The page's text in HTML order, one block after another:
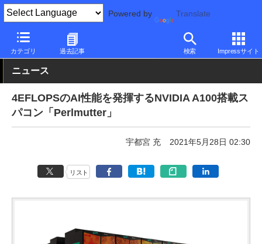
Powered by Translate
カテゴリ 過去記事 検索 Impressサイト
PC Watch 市場 スパコン
ニュース
4EFLOPSのAI性能を発揮するNVIDIA A100搭載ス
パコン「Perlmutter」
宇都宮 充 2021年5月28日 02:30
リスト